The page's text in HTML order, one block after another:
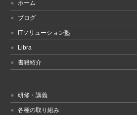
ホーム
ブログ
ITソリューション塾
Libra
書籍紹介
研修・講義
各種の取り組み